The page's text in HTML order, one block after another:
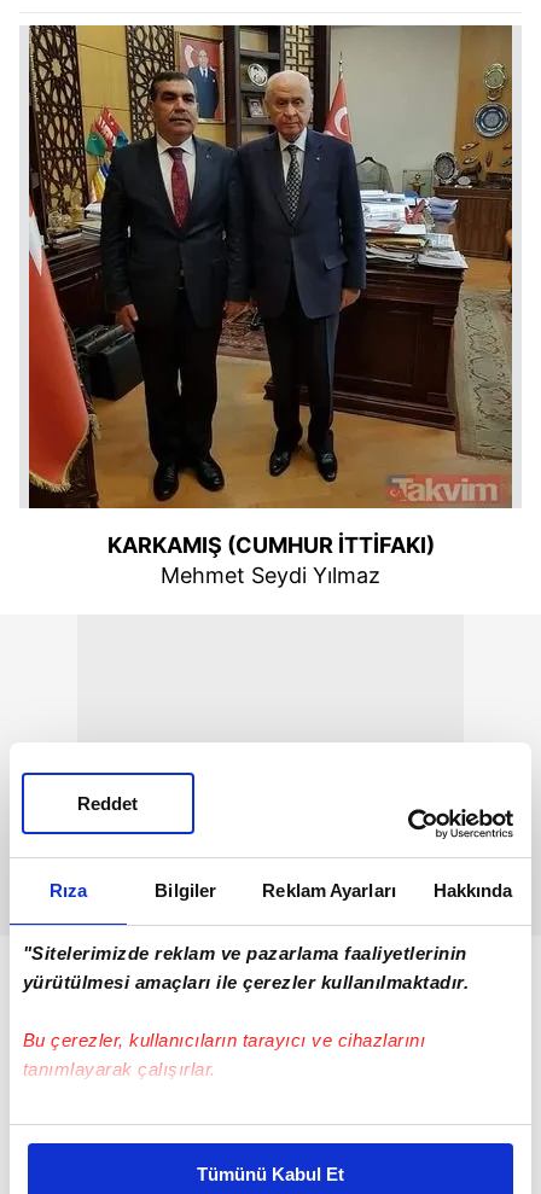
Rıza Bilgiler Reklam Ayarları Hakkında
"Sitelerimizde reklam ve pazarlama faaliyetlerinin
yürütülmesi amaçları ile çerezler kullanılmaktadır.
Bu çerezler, kullanıcıların tarayıcı ve cihazlarını
tanımlayarak çalışırlar.
Bu çerezlere izin vermeniz halinde sizlere özel
daha iyi reklam deneyimi yaşatabiliriz. Bunu yaparken
Tümünü Kabul Et
Reddet
KARKAMIŞ (CUMHUR İTTİFAKI)
Mehmet Seydi Yılmaz